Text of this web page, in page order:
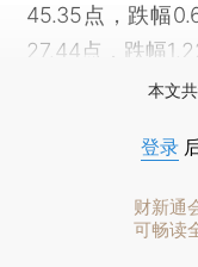
45.35点，跌幅
27.44点，跌幅
本文
登录
财新通
可畅读